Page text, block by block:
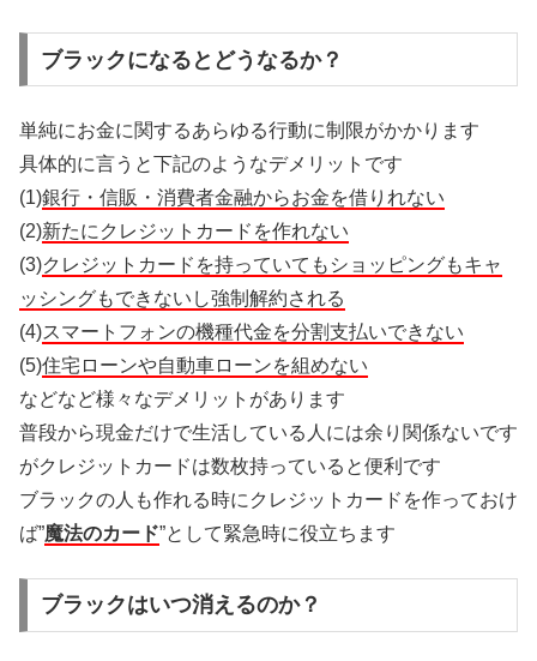
ブラックになるとどうなるか？
単純にお金に関するあらゆる行動に制限がかかります
具体的に言うと下記のようなデメリットです
(1)銀行・信販・消費者金融からお金を借りれない
(2)新たにクレジットカードを作れない
(3)クレジットカードを持っていてもショッピングもキャ
ッシングもできないし強制解約される
(4)スマートフォンの機種代金を分割支払いできない
(5)住宅ローンや自動車ローンを組めない
などなど様々なデメリットがあります
普段から現金だけで生活している人には余り関係ないです
がクレジットカードは数枚持っていると便利です
ブラックの人も作れる時にクレジットカードを作っておけ
ば”魔法のカード”として緊急時に役立ちます
ブラックはいつ消えるのか？